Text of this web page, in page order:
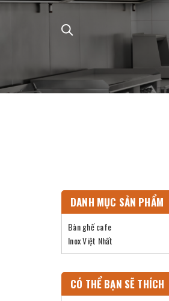
DANH MỤC SẢN PHẨM
Bàn ghế cafe
Inox Việt Nhất
CÓ THỂ BẠN SẼ THÍCH